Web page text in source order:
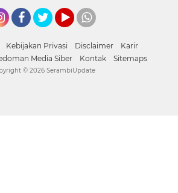
Kebijakan Privasi Disclaimer
Karir
Media Siber Kontak Sitemaps
© 2026 SerambiUpdate